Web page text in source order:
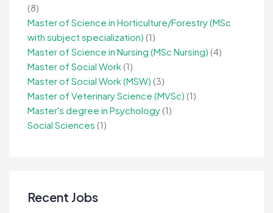
(8)
Master of Science in Horticulture/Forestry (MSc
with subject specialization) (1)
Master of Science in Nursing (MSc Nursing) (4)
Master of Social Work (1)
Master of Social Work (MSW) (3)
Master of Veterinary Science (MVSc) (1)
Master's degree in Psychology (1)
Social Sciences (1)
Recent Jobs